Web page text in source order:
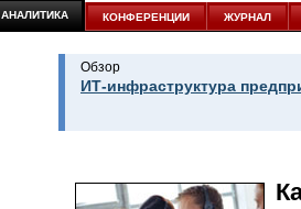
АНАЛИТИКА КОНФЕРЕНЦИИ ЖУРНАЛ
Обзор
ИТ-инфраструктура